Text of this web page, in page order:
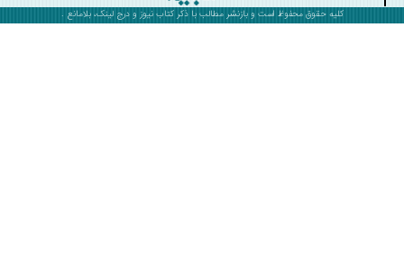
کلیه حقوق محفوظ است و بازنشر مطالب با ذکرکتاب نیوزو درج لینک، بلامانع .